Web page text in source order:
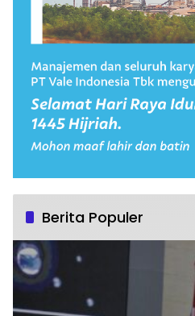
Berita Populer